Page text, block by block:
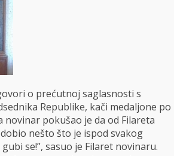
o prećutnoj saglasnosti s
Republike, kači medaljone po
novinar pokušao je da od Filareta
nešto što je ispod svakog
se!”, sasuo je Filaret novinaru.